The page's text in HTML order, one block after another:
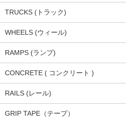
TRUCKS (トラック)
WHEELS (ウィール)
RAMPS (ランプ)
CONCRETE ( コンクリート )
RAILS (レール)
GRIP TAPE（テープ）